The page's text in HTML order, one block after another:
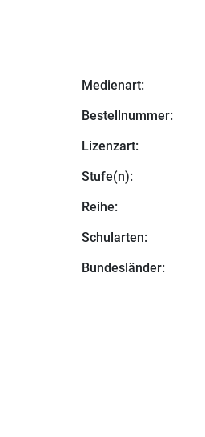
Medienart:
Bestellnummer:
Lizenzart:
Stufe(n):
Reihe:
Schularten:
Bundesländer: